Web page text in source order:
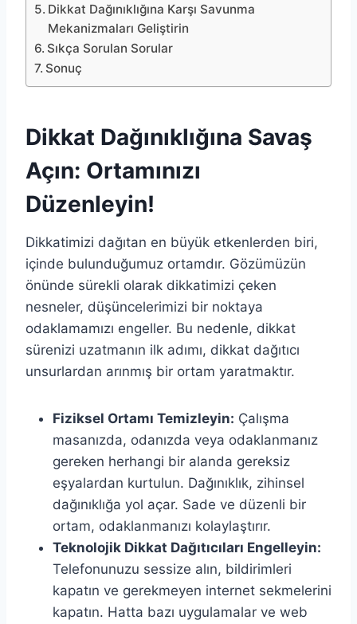
Dikkat Dağınıklığına Karşı Savunma
Mekanizmaları Geliştirin
Sıkça Sorulan Sorular
Sonuç
Dikkat Dağınıklığına Savaş
Açın: Ortamınızı
Düzenleyin!
Dikkatimizi dağıtan en büyük etkenlerden biri,
içinde bulunduğumuz ortamdır. Gözümüzün
önünde sürekli olarak dikkatimizi çeken
nesneler, düşüncelerimizi bir noktaya
odaklamamızı engeller. Bu nedenle, dikkat
sürenizi uzatmanın ilk adımı, dikkat dağıtıcı
unsurlardan arınmış bir ortam yaratmaktır.
Fiziksel Ortamı Temizleyin: Çalışma
masanızda, odanızda veya odaklanmanız
gereken herhangi bir alanda gereksiz
eşyalardan kurtulun. Dağınıklık, zihinsel
dağınıklığa yol açar. Sade ve düzenli bir
ortam, odaklanmanızı kolaylaştırır.
Teknolojik Dikkat Dağıtıcıları Engelleyin:
Telefonunuzu sessize alın, bildirimleri
kapatın ve gerekmeyen internet sekmelerini
kapatın. Hatta bazı uygulamalar ve web